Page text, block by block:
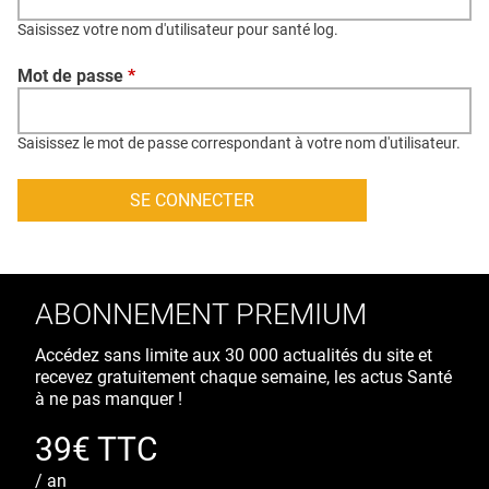
CONTACT
CRÉDITS
Saisissez votre nom d'utilisateur pour santé log.
Mot de passe *
Saisissez le mot de passe correspondant à votre nom d'utilisateur.
ABONNEMENT PREMIUM
Accédez sans limite aux 30 000 actualités du site et
recevez gratuitement chaque semaine, les actus Santé
à ne pas manquer !
39€ TTC
/ an